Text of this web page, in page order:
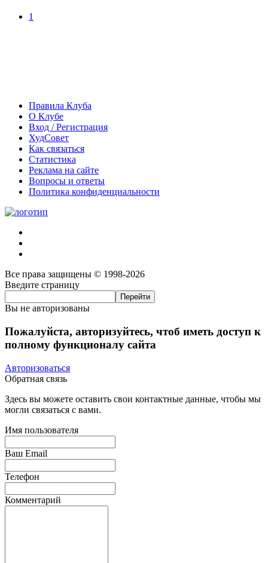
1
Правила Клуба
О Клубе
Вход / Регистрация
ХудСовет
Как связаться
Статистика
Реклама на сайте
Вопросы и ответы
Политика конфиденциальности
Все права защищены © 1998-2026
Введите страницу
Вы не авторизованы
Пожалуйста, авторизуйтесь, чтоб иметь доступ к
полному функционалу сайта
Авторизоваться
Обратная связь
Здесь вы можете оставить свои контактные данные, чтобы мы
могли связаться с вами.
Имя пользователя
Ваш Email
Телефон
Комментарий